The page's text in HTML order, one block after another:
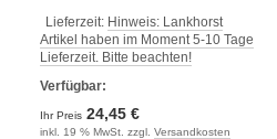
Lieferzeit: Hinweis: Lankhorst
Artikel haben im Moment 5-10 Tage
Lieferzeit. Bitte beachten!
Verfügbar:
Ihr Preis 24,45 €
inkl. 19 % MwSt. zzgl. Versandkosten